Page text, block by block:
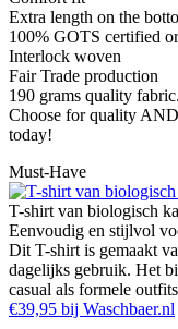
Extra length on the
100% GOTS certified
Interlock woven
Fair Trade production
190 grams quality
Choose for quality
today!
Must-Have
T-shirt van biologisch
Eenvoudig en stijlvol
Dit T-shirt is gemaakt
dagelijks gebruik. Het
casual als formele
€39,95 bij Waschbaer.nl